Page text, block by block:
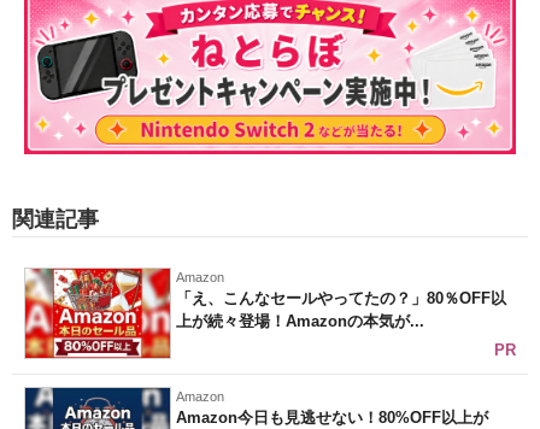
関連記事
Amazon
「え、こんなセールやってたの？」80％OFF以
上が続々登場！Amazonの本気が...
PR
Amazon
Amazon今日も見逃せない！80%OFF以上が